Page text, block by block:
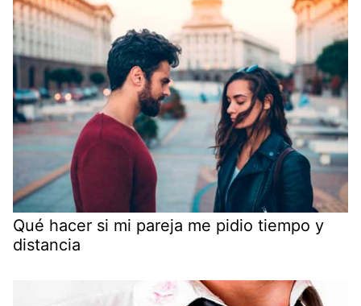
Qué hacer si mi pareja me pidio tiempo y
distancia